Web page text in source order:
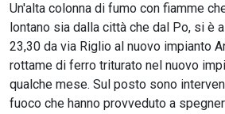
Un'alta colonna di fumo con fiamme
lontano sia dalla città che dal Po, si è
23,30 da via Riglio al nuovo impianto
rottame di ferro triturato nel nuovo
qualche mese. Sul posto sono
fuoco che hanno provveduto a